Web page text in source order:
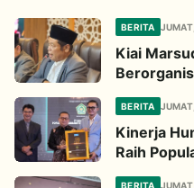
BERITA
Kiai
BERITA
Kinerja
Raih
BERITA